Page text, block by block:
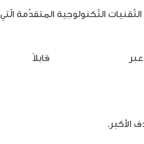
التّكنولوجية المتقدّمة الّتي
عبر
قابلاً
الأكبر.